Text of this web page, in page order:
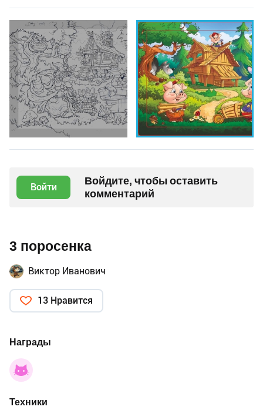
Войти
Войдите, чтобы оставить
комментарий
3 поросенка
Виктор Иванович
13 Нравится
Награды
Техники